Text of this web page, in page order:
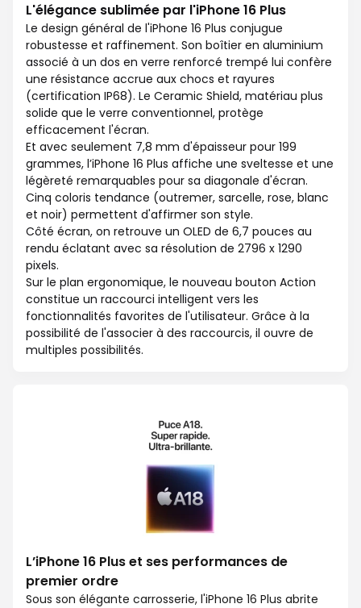
L'élégance sublimée par l'iPhone 16 Plus
Le design général de l'iPhone 16 Plus conjugue
robustesse et raffinement. Son boîtier en aluminium
associé à un dos en verre renforcé trempé lui confère
une résistance accrue aux chocs et rayures
(certification IP68). Le Ceramic Shield, matériau plus
solide que le verre conventionnel, protège
efficacement l'écran.
Et avec seulement 7,8 mm d'épaisseur pour 199
grammes, l’iPhone 16 Plus affiche une sveltesse et une
légèreté remarquables pour sa diagonale d'écran.
Cinq coloris tendance (outremer, sarcelle, rose, blanc
et noir) permettent d'affirmer son style.
Côté écran, on retrouve un OLED de 6,7 pouces au
rendu éclatant avec sa résolution de 2796 x 1290
pixels.
Sur le plan ergonomique, le nouveau bouton Action
constitue un raccourci intelligent vers les
fonctionnalités favorites de l'utilisateur. Grâce à la
possibilité de l'associer à des raccourcis, il ouvre de
multiples possibilités.
L’iPhone 16 Plus et ses performances de
premier ordre
Sous son élégante carrosserie, l'iPhone 16 Plus abrite